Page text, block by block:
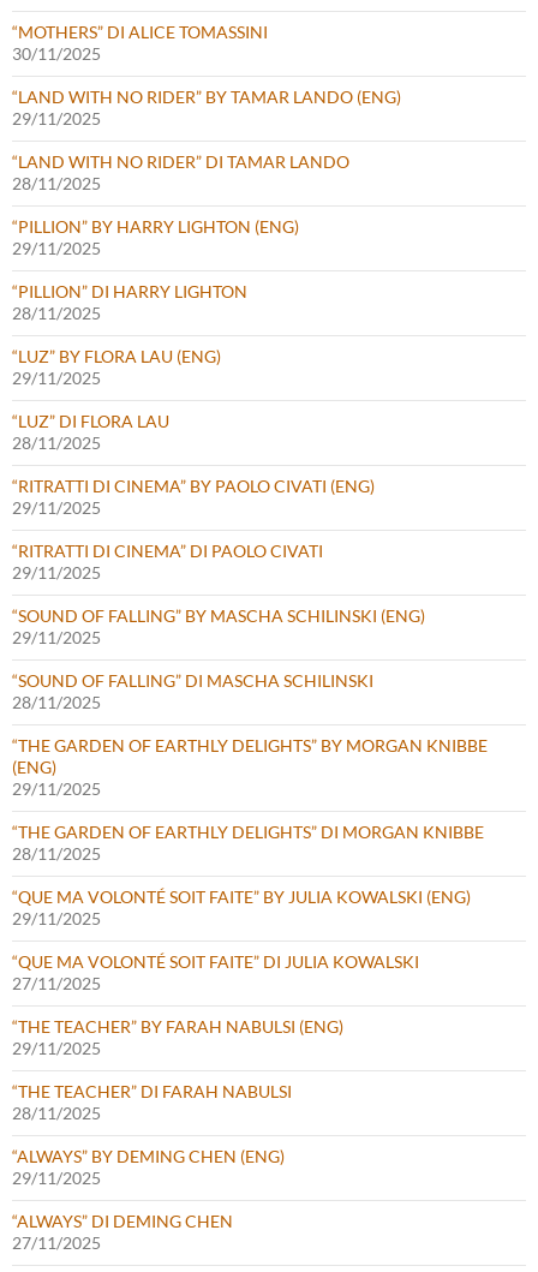
“MOTHERS” DI ALICE TOMASSINI
30/11/2025
“LAND WITH NO RIDER” BY TAMAR LANDO (ENG)
29/11/2025
“LAND WITH NO RIDER” DI TAMAR LANDO
28/11/2025
“PILLION” BY HARRY LIGHTON (ENG)
29/11/2025
“PILLION” DI HARRY LIGHTON
28/11/2025
“LUZ” BY FLORA LAU (ENG)
29/11/2025
“LUZ” DI FLORA LAU
28/11/2025
“RITRATTI DI CINEMA” BY PAOLO CIVATI (ENG)
29/11/2025
“RITRATTI DI CINEMA” DI PAOLO CIVATI
29/11/2025
“SOUND OF FALLING” BY MASCHA SCHILINSKI (ENG)
29/11/2025
“SOUND OF FALLING” DI MASCHA SCHILINSKI
28/11/2025
“THE GARDEN OF EARTHLY DELIGHTS” BY MORGAN KNIBBE
(ENG)
29/11/2025
“THE GARDEN OF EARTHLY DELIGHTS” DI MORGAN KNIBBE
28/11/2025
“QUE MA VOLONTÉ SOIT FAITE” BY JULIA KOWALSKI (ENG)
29/11/2025
“QUE MA VOLONTÉ SOIT FAITE” DI JULIA KOWALSKI
27/11/2025
“THE TEACHER” BY FARAH NABULSI (ENG)
29/11/2025
“THE TEACHER” DI FARAH NABULSI
28/11/2025
“ALWAYS” BY DEMING CHEN (ENG)
29/11/2025
“ALWAYS” DI DEMING CHEN
27/11/2025